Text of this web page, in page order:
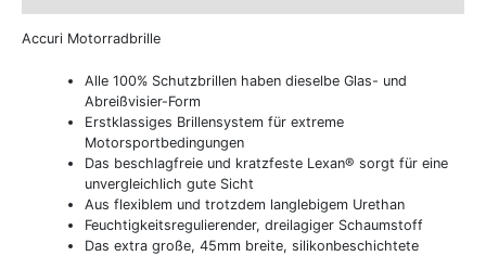
Accuri Motorradbrille
Alle 100% Schutzbrillen haben dieselbe Glas- und
Abreißvisier-Form
Erstklassiges Brillensystem für extreme
Motorsportbedingungen
Das beschlagfreie und kratzfeste Lexan® sorgt für eine
unvergleichlich gute Sicht
Aus flexiblem und trotzdem langlebigem Urethan
Feuchtigkeitsregulierender, dreilagiger Schaumstoff
Das extra große, 45mm breite, silikonbeschichtete